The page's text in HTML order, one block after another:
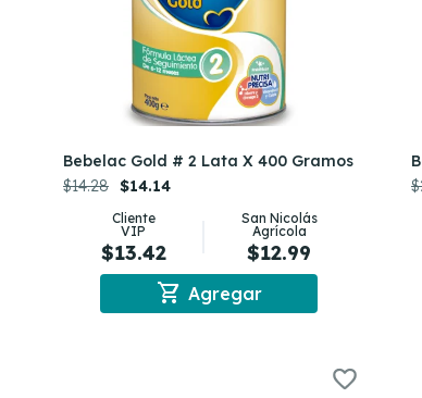
Bebelac Gold # 2 Lata X 400 Gramos
$14.28 $14.14
Cliente
VIP
$13.42
San Nicolás
Agrícola
$12.99
shopping_cart Agregar